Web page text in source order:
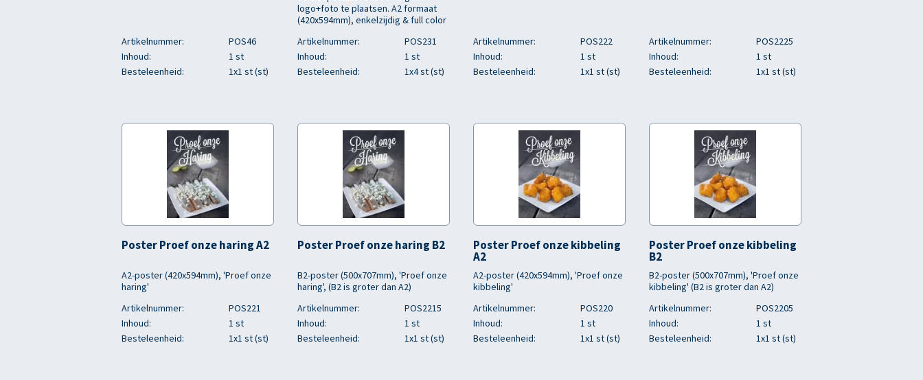
Artikelnummer:
POS46
Inhoud:
1 st
Besteleenheid:
1x1 st (st)
logo+foto te plaatsen. A2 formaat
(420x594mm), enkelzijdig & full color
Artikelnummer:
POS231
Inhoud:
1 st
Besteleenheid:
1x4 st (st)
Artikelnummer:
POS222
Inhoud:
1 st
Besteleenheid:
1x1 st (st)
Artikelnummer:
POS2225
Inhoud:
1 st
Besteleenheid:
1x1 st (st)
Poster Proef onze haring A2
A2-poster (420x594mm), 'Proef onze
haring'
Artikelnummer:
POS221
Inhoud:
1 st
Besteleenheid:
1x1 st (st)
Poster Proef onze haring B2
B2-poster (500x707mm), 'Proef onze
haring', (B2 is groter dan A2)
Artikelnummer:
POS2215
Inhoud:
1 st
Besteleenheid:
1x1 st (st)
Poster Proef onze kibbeling
A2
A2-poster (420x594mm), 'Proef onze
kibbeling'
Artikelnummer:
POS220
Inhoud:
1 st
Besteleenheid:
1x1 st (st)
Poster Proef onze kibbeling
B2
B2-poster (500x707mm), 'Proef onze
kibbeling' (B2 is groter dan A2)
Artikelnummer:
POS2205
Inhoud:
1 st
Besteleenheid:
1x1 st (st)